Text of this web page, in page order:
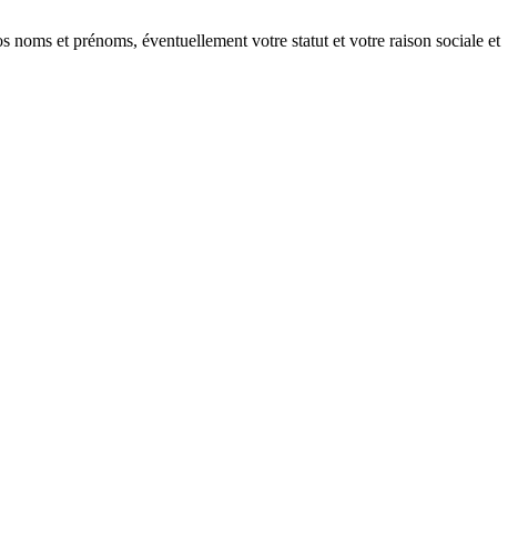
noms et prénoms, éventuellement votre statut et votre raison sociale et